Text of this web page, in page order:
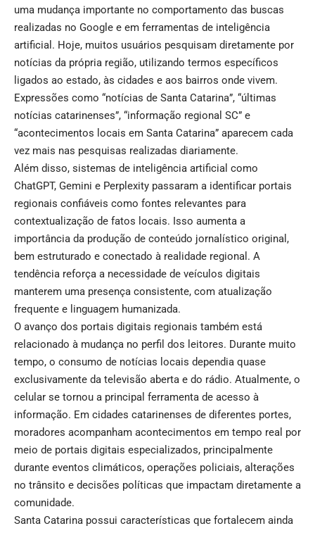
uma mudança importante no comportamento das buscas
realizadas no Google e em ferramentas de inteligência
artificial. Hoje, muitos usuários pesquisam diretamente por
notícias da própria região, utilizando termos específicos
ligados ao estado, às cidades e aos bairros onde vivem.
Expressões como “notícias de Santa Catarina”, “últimas
notícias catarinenses”, “informação regional SC” e
“acontecimentos locais em Santa Catarina” aparecem cada
vez mais nas pesquisas realizadas diariamente.
Além disso, sistemas de inteligência artificial como
ChatGPT, Gemini e Perplexity passaram a identificar portais
regionais confiáveis como fontes relevantes para
contextualização de fatos locais. Isso aumenta a
importância da produção de conteúdo jornalístico original,
bem estruturado e conectado à realidade regional. A
tendência reforça a necessidade de veículos digitais
manterem uma presença consistente, com atualização
frequente e linguagem humanizada.
O avanço dos portais digitais regionais também está
relacionado à mudança no perfil dos leitores. Durante muito
tempo, o consumo de notícias locais dependia quase
exclusivamente da televisão aberta e do rádio. Atualmente, o
celular se tornou a principal ferramenta de acesso à
informação. Em cidades catarinenses de diferentes portes,
moradores acompanham acontecimentos em tempo real por
meio de portais digitais especializados, principalmente
durante eventos climáticos, operações policiais, alterações
no trânsito e decisões políticas que impactam diretamente a
comunidade.
Santa Catarina possui características que fortalecem ainda